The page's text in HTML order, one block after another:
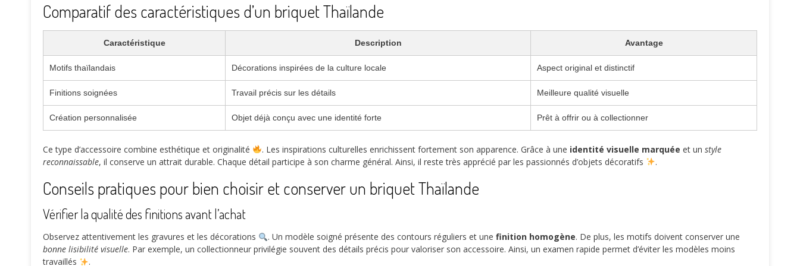
Comparatif des caractéristiques d’un briquet Thaïlande
Caractéristique Description Avantage
Motifs thaïlandais Décorations inspirées de la culture locale Aspect original et distinctif
Finitions soignées Travail précis sur les détails Meilleure qualité visuelle
Création personnalisée Objet déjà conçu avec une identité forte Prêt à offrir ou à collectionner
Ce type d’accessoire combine esthétique et originalité . Les inspirations culturelles enrichissent fortement son apparence. Grâce à une identité visuelle marquée et un style
reconnaissable, il conserve un attrait durable. Chaque détail participe à son charme général. Ainsi, il reste très apprécié par les passionnés d’objets décoratifs .
Conseils pratiques pour bien choisir et conserver un briquet Thaïlande
Vérifier la qualité des finitions avant l’achat
Observez attentivement les gravures et les décorations . Un modèle soigné présente des contours réguliers et une finition homogène. De plus, les motifs doivent conserver une
bonne lisibilité visuelle. Par exemple, un collectionneur privilégie souvent des détails précis pour valoriser son accessoire. Ainsi, un examen rapide permet d’éviter les modèles moins
travaillés
.